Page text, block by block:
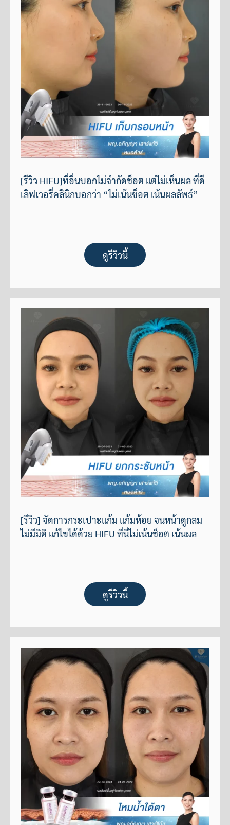
[รีวิว HIFU]ที่อื่นบอกไม่จำกัดช็อต แต่ไม่เห็นผล ที่ดี
เลิฟเวอรี่คลินิกบอกว่า “ไม่เน้นช็อต เน้นผลลัพธ์”
ดูรีวิวนี้
[รีวิว] จัดการกระเปาะแก้ม แก้มห้อย จนหน้าดูกลม
ไม่มีมิติ แก้ไขได้ด้วย HIFU ที่นี่ไม่เน้นช็อต เน้นผล
ดูรีวิวนี้